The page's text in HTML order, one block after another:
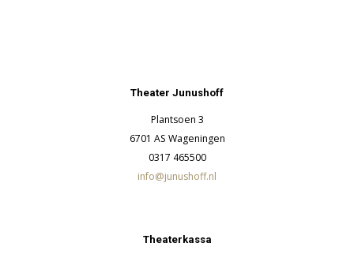
Theater Junushoff
Plantsoen 3
6701 AS Wageningen
0317 465500
info@junushoff.nl
Theaterkassa